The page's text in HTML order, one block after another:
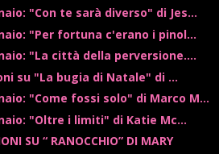
"Con te sarà diverso" di Jes...
"Per fortuna c'erano i pinol...
"La città della perversione....
su "La bugia di Natale" di ...
"Come fossi solo" di Marco M...
"Oltre i limiti" di Katie Mc...
SU “ RANOCCHIO” DI MARY